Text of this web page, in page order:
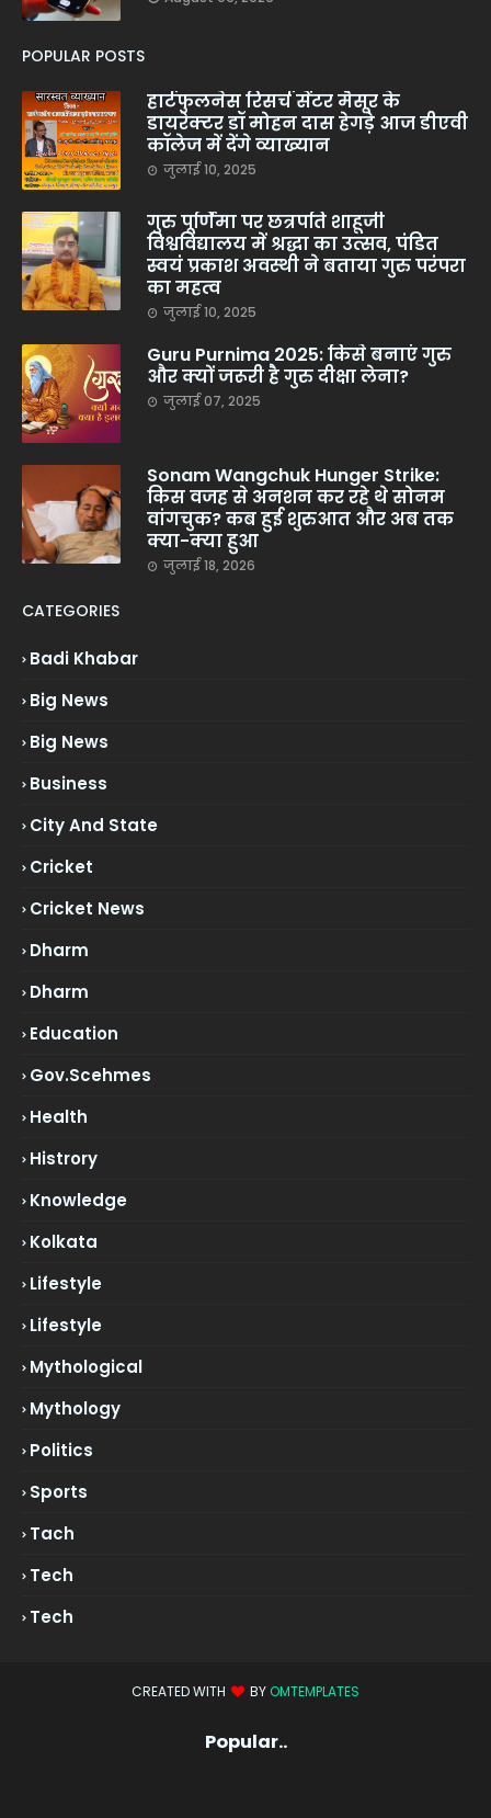
POPULAR POSTS
हार्टफुलनेस रिसर्च सेंटर मैसूर के
डायरेक्टर डॉ मोहन दास हेगड़े आज डीएवी
कॉलेज में देंगे व्याख्यान
जुलाई 10, 2025
गुरु पूर्णिमा पर छत्रपति शाहूजी
विश्वविद्यालय में श्रद्धा का उत्सव, पंडित
स्वयं प्रकाश अवस्थी ने बताया गुरु परंपरा
का महत्व
जुलाई 10, 2025
Guru Purnima 2025: किसे बनाएं गुरु
और क्यों जरूरी है गुरु दीक्षा लेना?
जुलाई 07, 2025
Sonam Wangchuk Hunger Strike:
किस वजह से अनशन कर रहे थे सोनम
वांगचुक? कब हुई शुरुआत और अब तक
क्या-क्या हुआ
जुलाई 18, 2026
CATEGORIES
Badi Khabar
Big News
Big News
Business
City And State
Cricket
Cricket News
Dharm
Dharm
Education
Gov.scehmes
Health
Histrory
Knowledge
Kolkata
Lifestyle
Lifestyle
Mythological
Mythology
Politics
Sports
Tach
Tech
Tech
CREATED WITH BY OMTEMPLATES
Popular..